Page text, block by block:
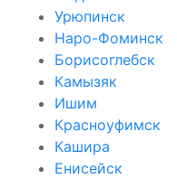
Урюпинск
Наро-Фоминск
Борисоглебск
Камызяк
Ишим
Красноуфимск
Кашира
Енисейск